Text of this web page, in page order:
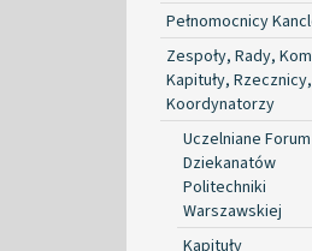
Pełnomocnicy
Zespoły, Rady,
Kapituły, Rzecznicy,
Koordynatorzy
Uczelniane Forum
Dziekanatów
Politechniki
Warszawskiej
Kapituły